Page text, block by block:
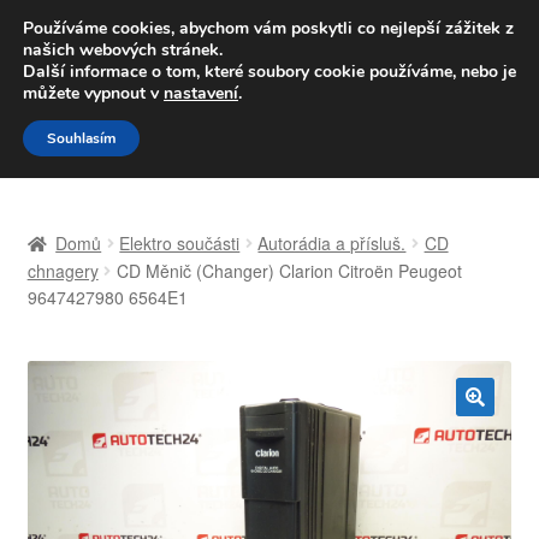
DOPRAVA od 139,-Kč
Volejte po-pá 9-16 704 494 494
Přeskočit
na
navigaci
Přejít
k
obsahu
Celosvětová doprava
Košík
Domů Elektro součásti Autorádia a přísluš.
CD
chnagery
CD Měnič (Changer) Clarion Citroën Peugeot
9647427980 6564E1
🔍
Používáme cookies, abychom vám poskytli co nejlepší zážitek z
našich webových stránek.
Další informace o tom, které soubory cookie používáme, nebo je
můžete vypnout v nastavení.
Souhlasím